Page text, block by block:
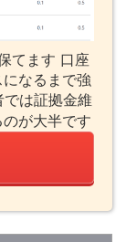
てます 口座
なるまで強
は証拠金維
が大半です